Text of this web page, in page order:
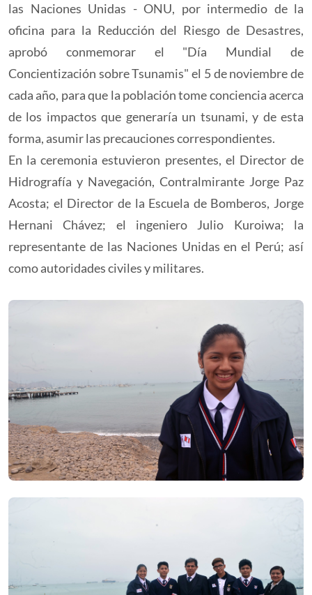
las Naciones Unidas - ONU, por intermedio de la
oficina para la Reducción del Riesgo de Desastres,
aprobó conmemorar el "Día Mundial de
Concientización sobre Tsunamis" el 5 de noviembre de
cada año, para que la población tome conciencia acerca
de los impactos que generaría un tsunami, y de esta
forma, asumir las precauciones correspondientes.
En la ceremonia estuvieron presentes, el Director de
Hidrografía y Navegación, Contralmirante Jorge Paz
Acosta; el Director de la Escuela de Bomberos, Jorge
Hernani Chávez; el ingeniero Julio Kuroiwa; la
representante de las Naciones Unidas en el Perú; así
como autoridades civiles y militares.